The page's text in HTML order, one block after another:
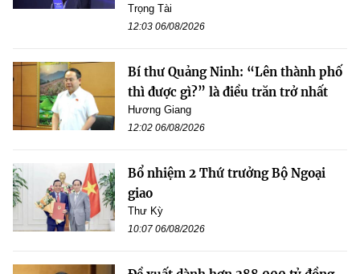
Trọng Tài
12:03 06/08/2026
Bí thư Quảng Ninh: “Lên thành phố
thì được gì?” là điều trăn trở nhất
Hương Giang
12:02 06/08/2026
Bổ nhiệm 2 Thứ trưởng Bộ Ngoại
giao
Thư Kỳ
10:07 06/08/2026